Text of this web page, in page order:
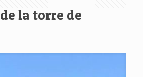
la torre de